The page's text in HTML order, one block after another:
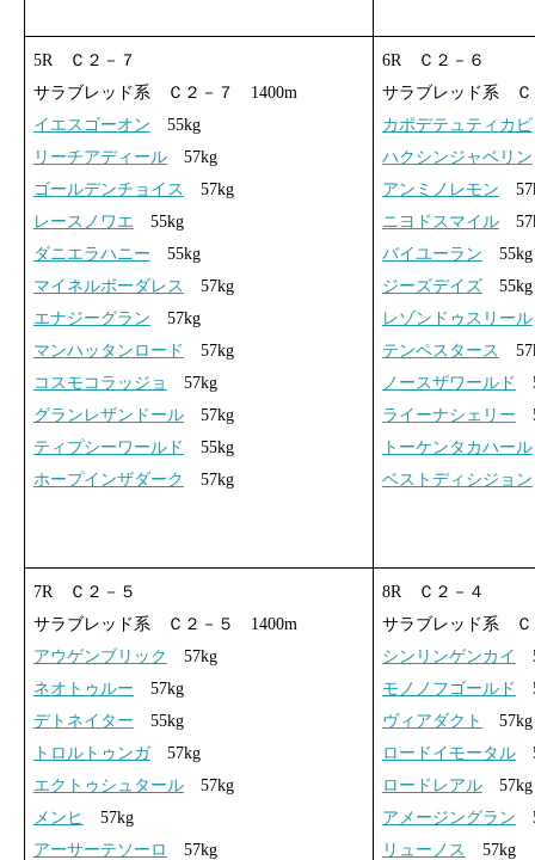
5R Ｃ２－７
サラブレッド系 Ｃ２－７ 1400m
イエスゴーオン 55kg
リーチアディール57kg
ゴールデンチョイス
57kg
レースノワエ 55kg
ダニエラハニー 55kg
マイネルボーダレス
57kg
エナジーグラン 57kg
マンハッタンロード
57kg
コスモコラッジョ
57kg
グランレザンドール57kg
ティプシーワールド
55kg
ホープインザダーク
57kg
6R Ｃ２－６
サラブレッド系
カポデテュティカピ
ハクシンジャベリン
アンミノレモン
ニヨドスマイル
バイユーラン 55kg
ジーズデイズ55kg
レゾンドゥスリール
テンペスタース
ノースザワールド
ライーナシェリー
トーケンタカハール
ベストディシジョン
7R Ｃ２－５
サラブレッド系 Ｃ２－５ 1400m
アウゲンブリック
57kg
ネオトゥルー 57kg
デトネイター 55kg
トロルトゥンガ57kg
エクトゥシュタール57kg
メンヒ
57kg
アーサーテソーロ
57kg
8R Ｃ２－４
サラブレッド系
シンリンゲンカイ
モノノフゴールド
ヴィアダクト
57kg
ロードイモータル
ロードレアル57kg
アメージングラン
リューノス
57kg